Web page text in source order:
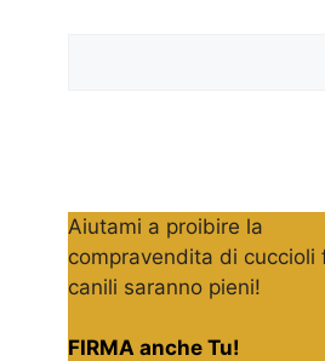
Aiutami a proibire la
compravendita di cuccioli
canili saranno pieni!
FIRMA anche Tu!